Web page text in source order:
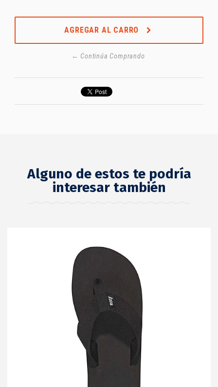
AGREGAR AL CARRO
← Continúa Comprando
Alguno de estos te podría
interesar también